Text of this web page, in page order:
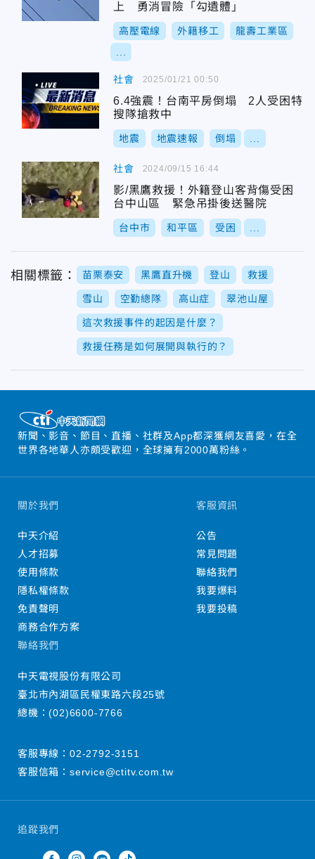
上 勇消冒險「勾遺體」
高壓電線 外籍移工 龍壽工業區
社會
6.4強震！台南平房倒塌 2人受困特
搜隊搶救中
地震 地震速報 倒塌
2025/01/21 00:50
社會
影/黑鷹救援！外籍登山客背傷受困
台中山區 緊急吊掛後送醫院
台中市 和平區 受困
2024/09/15 16:44
相關標籤： 苗栗泰安 黑鷹直升機 登山 救援
雪山 空勤總隊 高山症 翠池山屋
這次救援事件的起因是什麼？
救援任務是如何展開與執行的？
新聞、影音、節目、直播、社群及App都深獲網友喜愛，在全
世界各地華人亦頗受歡迎，全球擁有2000萬粉絲。
追蹤我們
關於我們
中天介紹
人才招募
使用條款
隱私權條款
免責聲明
商務合作方案
客服資訊
公告
常見問題
聯絡我們
我要爆料
我要投稿
聯絡我們
中天電視股份有限公司
臺北市內湖區民權東路六段25號
總機：(02)6600-7766
客服專線： 02-2792-3151
客服信箱： service@ctitv.com.tw